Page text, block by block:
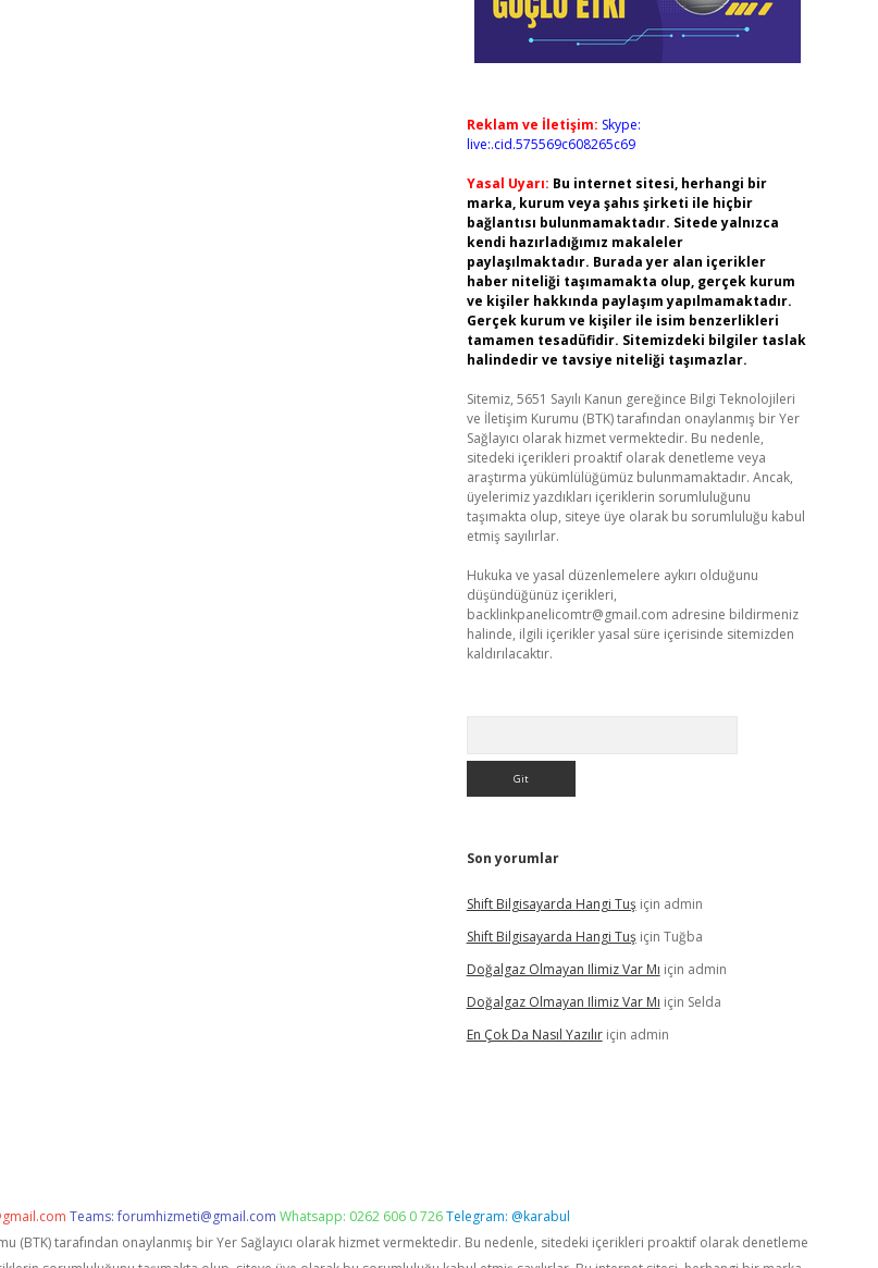
Reklam ve İletişim: Skype:
live:.cid.575569c608265c69
Yasal Uyarı: Bu internet sitesi, herhangi bir
marka, kurum veya şahıs şirketi ile hiçbir
bağlantısı bulunmamaktadır. Sitede yalnızca
kendi hazırladığımız makaleler
paylaşılmaktadır. Burada yer alan içerikler
haber niteliği taşımamakta olup, gerçek kurum
ve kişiler hakkında paylaşım yapılmamaktadır.
Gerçek kurum ve kişiler ile isim benzerlikleri
tamamen tesadüfidir. Sitemizdeki bilgiler taslak
halindedir ve tavsiye niteliği taşımazlar.
Sitemiz, 5651 Sayılı Kanun gereğince Bilgi Teknolojileri
ve İletişim Kurumu (BTK) tarafından onaylanmış bir Yer
Sağlayıcı olarak hizmet vermektedir. Bu nedenle,
sitedeki içerikleri proaktif olarak denetleme veya
araştırma yükümlülüğümüz bulunmamaktadır. Ancak,
üyelerimiz yazdıkları içeriklerin sorumluluğunu
taşımakta olup, siteye üye olarak bu sorumluluğu kabul
etmiş sayılırlar.
Hukuka ve yasal düzenlemelere aykırı olduğunu
düşündüğünüz içerikleri,
backlinkpanelicomtr@gmail.com adresine bildirmeniz
halinde, ilgili içerikler yasal süre içerisinde sitemizden
kaldırılacaktır.
Son yorumlar
Shift Bilgisayarda Hangi Tuşiçin admin
Shift Bilgisayarda Hangi Tuşiçin Tuğba
Doğalgaz Olmayan Ilimiz Var Mı için admin
Doğalgaz Olmayan Ilimiz Var Mı için Selda
En Çok Da Nasıl Yazılıriçin admin
Teams:forumhizmeti@gmail.com Whatsapp: 0262 606 0 726Telegram: @karabul
(BTK) tarafından onaylanmış bir Yer Sağlayıcı olarak hizmet vermektedir. Bu nedenle, sitedeki içerikleri proaktif olarak denetleme